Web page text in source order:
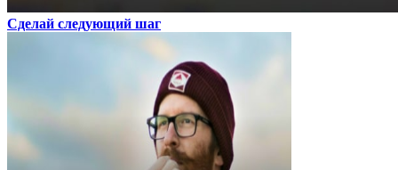
Сделай следующий шаг